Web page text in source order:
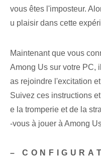
vous êtes l'imposteur.
u plaisir dans cette
Maintenant que vous
Among Us sur votre PC,
as rejoindre l'excitation
Suivez ces instructions
e la tromperie et de la
-vous à jouer à Among
–